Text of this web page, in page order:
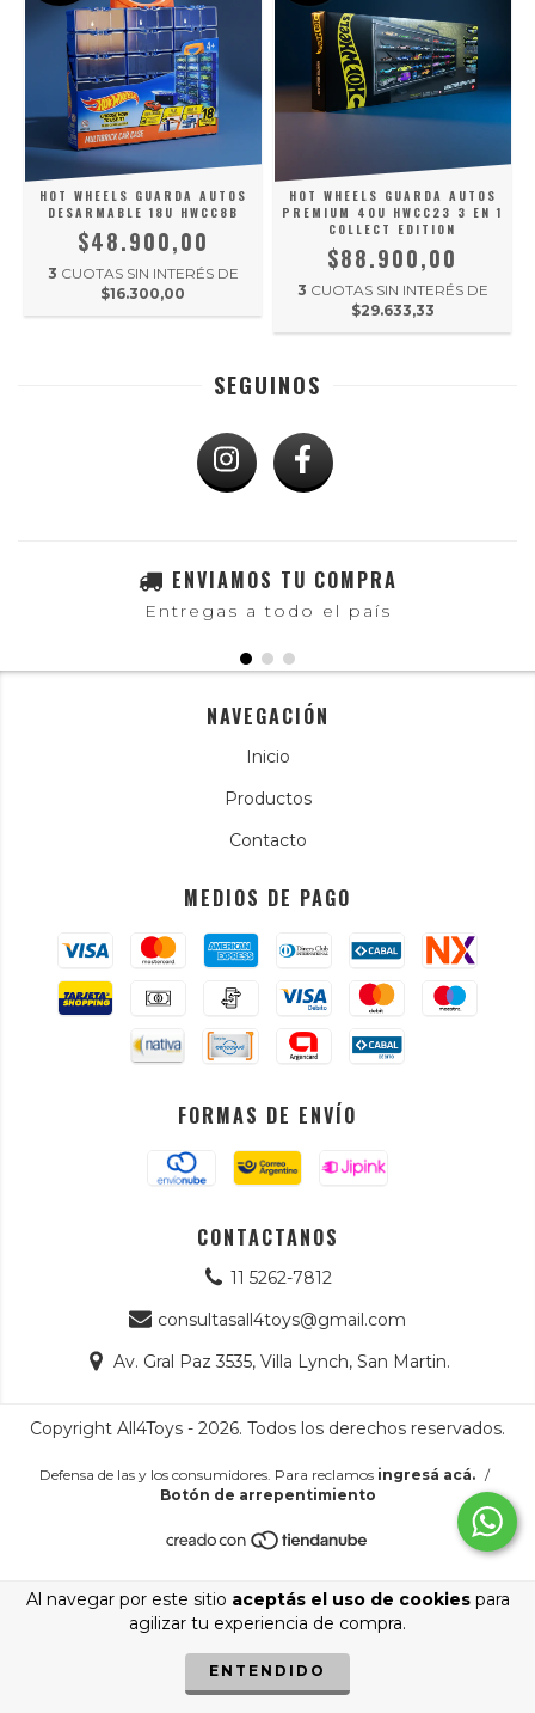
Al navegar por este sitio aceptás el uso de cookiespara
agilizar tu experiencia de compra.
ENTENDIDO
HOT WHEELS GUARDA AUTOS
DESARMABLE 18U HWCC8B
$48.900,00
3 CUOTAS SIN INTERÉS DE
$16.300,00
HOT WHEELS GUARDA AUTOS
PREMIUM 40U HWCC23 3 EN 1
COLLECT EDITION
$88.900,00
3 CUOTAS SIN INTERÉS DE
$29.633,33
SEGUINOS
ENVIAMOS TU COMPRA
Entregas a todo el país
NAVEGACIÓN
Inicio
Productos
Contacto
MEDIOS DE PAGO
FORMAS DE ENVÍO
CONTACTANOS
11 5262-7812
consultasall4toys@gmail.com
Av. Gral Paz 3535, Villa Lynch, San Martin.
Copyright All4Toys - 2026. Todos los derechos reservados.
Defensa de las y los consumidores. Para reclamos ingresá acá. /
Botón de arrepentimiento